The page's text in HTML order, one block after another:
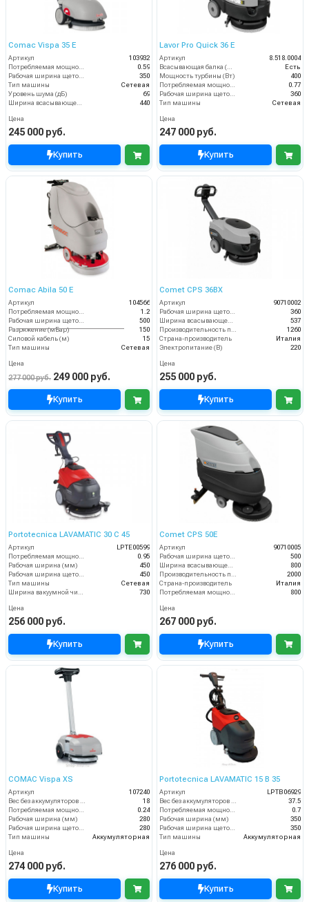
Comac Vispa 35 Е
Артикул
103932
Потребляемая мощность (кВт)
0.59
Рабочая ширина щеток (мм)
350
Тип машины
Сетевая
Уровень шума (дБ)
69
Ширина всасывающей балки (мм)
440
Цена
245 000 руб.
Купить
Lavor Pro Quick 36 E
Артикул
8.518.0004
Всасывающая балка (шт)
Есть
Мощность турбины (Вт)
400
Потребляемая мощность (кВт)
0.77
Рабочая ширина щеток (мм)
360
Тип машины
Сетевая
Цена
247 000 руб.
Купить
Comac Abila 50 E
Артикул
104566
Потребляемая мощность (кВт)
1.2
Рабочая ширина щеток (мм)
500
Разряжение (мБар)
150
Силовой кабель (м)
15
Тип машины
Сетевая
Цена
277 000 руб. 249 000 руб.
Купить
Comet CPS 36BX
Артикул
90710002
Рабочая ширина щеток (мм)
360
Ширина всасывающей балки (мм)
537
Производительность по площади (м2/ч)
1260
Страна-производитель
Италия
Электропитание (В)
220
Цена
255 000 руб.
Купить
Portotecnica LAVAMATIC 30 С 45
Артикул
LPTE00599
0.95
Рабочая ширина (мм)
450
450
Тип машины
Сетевая
730
Цена
256 000 руб.
Купить
Comet CPS 50E
Артикул
90710005
500
800
2000
Страна-производитель
Италия
800
Цена
267 000 руб.
Купить
COMAC Vispa XS
Артикул
107240
18
0.24
Рабочая ширина (мм)
280
280
Тип машины
Аккумуляторная
Цена
274 000 руб.
Купить
Portotecnica LAVAMATIC 15 B 35
Артикул
LPTB06929
37.5
0.7
Рабочая ширина (мм)
350
350
Тип машины
Аккумуляторная
Цена
276 000 руб.
Купить